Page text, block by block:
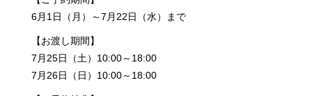
6月1日（月）～7月22日（水）まで
【お渡し期間】
7月25日（土）10:00～18:00
7月26日（日）10:00～18:00